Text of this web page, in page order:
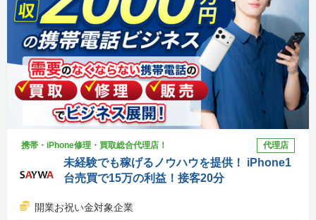
携帯・iPhone修理・買取総合代理店！ 代理店
未経験でも稼げるノウハウを提供！ iPhone1
台売買で15万の利益！接客20分
開業お祝い金対象企業